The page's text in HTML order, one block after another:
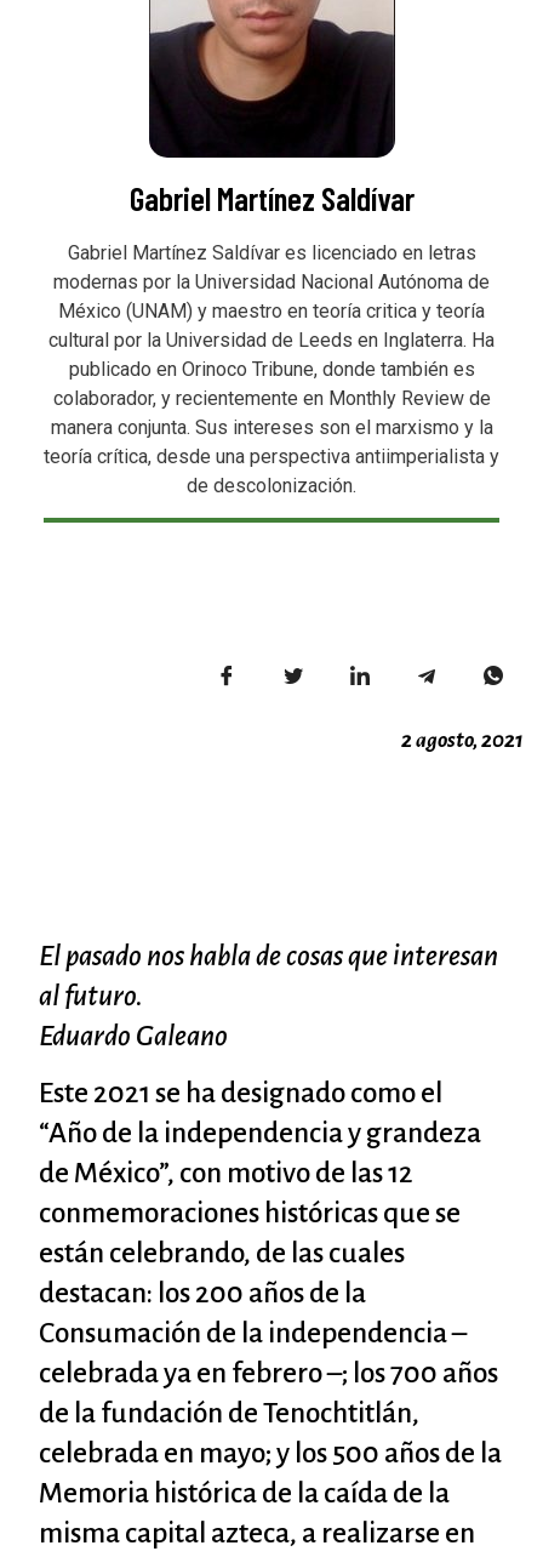
Gabriel Martínez Saldívar
Gabriel Martínez Saldívar es licenciado en letras
modernas por la Universidad Nacional Autónoma de
México (UNAM) y maestro en teoría critica y teoría
cultural por la Universidad de Leeds en Inglaterra. Ha
publicado en Orinoco Tribune, donde también es
colaborador, y recientemente en Monthly Review de
manera conjunta. Sus intereses son el marxismo y la
teoría crítica, desde una perspectiva antiimperialista y
de descolonización.
2 agosto, 2021
El pasado nos habla de cosas que interesan
al futuro.
Eduardo Galeano
Este 2021 se ha designado como el
“Año de la independencia y grandeza
de México”, con motivo de las 12
conmemoraciones históricas que se
están celebrando, de las cuales
destacan: los 200 años de la
Consumación de la independencia –
celebrada ya en febrero –; los 700 años
de la fundación de Tenochtitlán,
celebrada en mayo; y los 500 años de la
Memoria histórica de la caída de la
misma capital azteca, a realizarse en